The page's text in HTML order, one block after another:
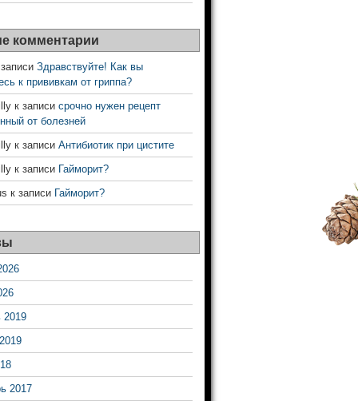
комментарии
Здравствуйте! Как вы
к прививкам от гриппа?
к записи срочно нужен рецепт
от болезней
к записи Антибиотик при цистите
к записи Гайморит?
к записи Гайморит?
2019
2017